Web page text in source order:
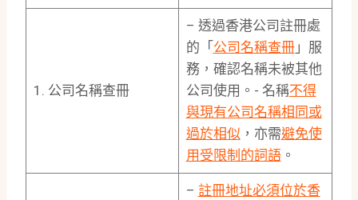
1. 公司名稱查冊
– 透過香港公司註冊處
的「 公司名稱查冊」服
務，確認名稱未被其他
公司使用。- 名稱不得
與現有公司名稱相同或
過於相似 ，亦需避免使
用受限制的詞語。
– 註冊地址必須位於香